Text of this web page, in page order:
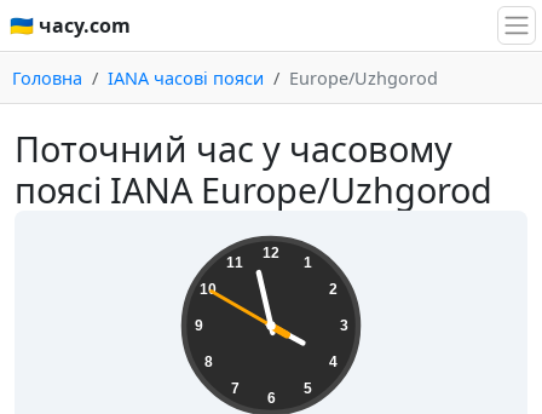
🇺🇦 часу.com
Головна IANA часові пояси Europe/Uzhgorod
Поточний час у часовому
поясі IANA Europe/Uzhgorod
12
1
2
3
4
5
6
7
8
9
10
11